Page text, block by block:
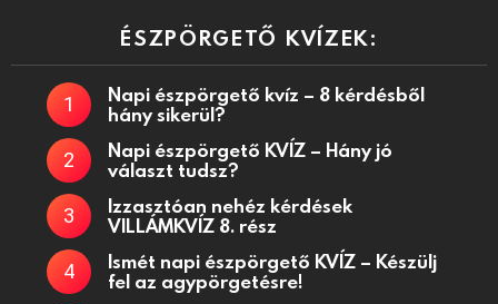
ÉSZPÖRGETŐ KVÍZEK:
Napi észpörgető kvíz – 8 kérdésből
hány sikerül?
Napi észpörgető KVÍZ – Hány jó
választ tudsz?
Izzasztóan nehéz kérdések
VILLÁMKVÍZ 8. rész
Ismét napi észpörgető KVÍZ – Készülj
fel az agypörgetésre!